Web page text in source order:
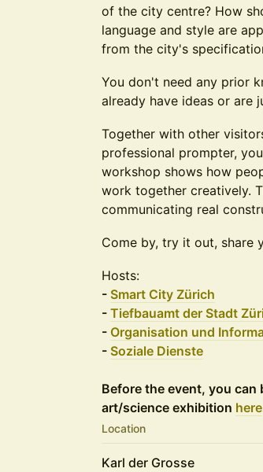
of the city centre? How
language and style are
from the city's
You don't need any prior
already have ideas or are
Together with other
professional prompter,
workshop shows how
work together creatively.
communicating real
Come by, try it out, share
Hosts:
- Smart City Zürich
- Tiefbauamt der Stadt
- Organisation und
- Soziale Dienste
Before the event, you
art/science exhibition here
Location
Karl der Grosse